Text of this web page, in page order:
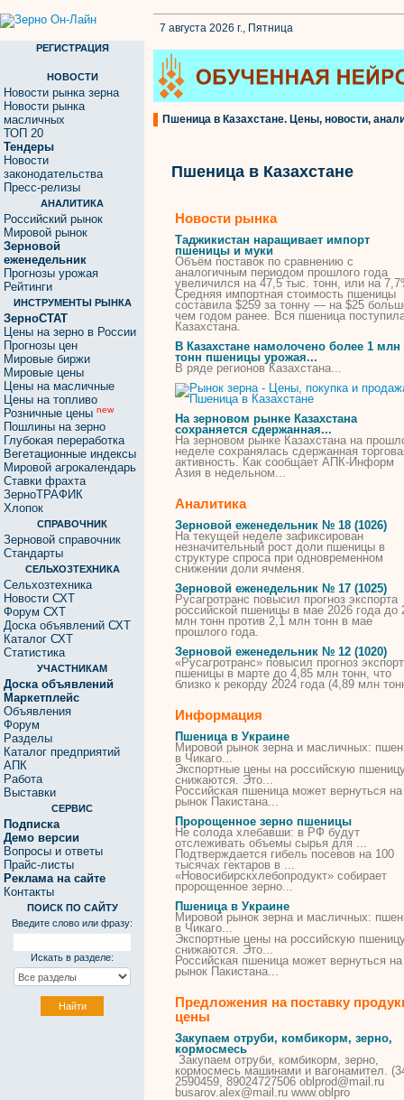
7 августа 2026 г., Пятница
РЕГИСТРАЦИЯ
НОВОСТИ
Новости рынка зерна
Новости рынка
масличных
ТОП 20
Тендеры
Новости
законодательства
Пресс-релизы
АНАЛИТИКА
Российский рынок
Мировой рынок
Зерновой
еженедельник
Прогнозы урожая
Рейтинги
ИНСТРУМЕНТЫ РЫНКА
ЗерноСТАТ
Цены на зерно в России
Прогнозы цен
Мировые биржи
Мировые цены
Цены на масличные
Цены на топливо
Розничные цены new
Пошлины на зерно
Глубокая переработка
Вегетационные индексы
Мировой агрокалендарь
Ставки фрахта
ЗерноТРАФИК
Хлопок
СПРАВОЧНИК
Зерновой справочник
Стандарты
СЕЛЬХОЗТЕХНИКА
Сельхозтехника
Новости СХТ
Форум СХТ
Доска объявлений СХТ
Каталог СХТ
Статистика
УЧАСТНИКАМ
Доска объявлений
Маркетплейс
Объявления
Форум
Разделы
Каталог предприятий
АПК
Работа
Выставки
СЕРВИС
Подписка
Демо версии
Вопросы и ответы
Прайс-листы
Реклама на сайте
Контакты
ПОИСК ПО САЙТУ
Введите слово или фразу:
Искать в разделе:
Пшеница в Казахстане. Цены, новости,
Пшеница в Казахстане
Новости рынка
Таджикистан наращивает импорт
пшеницы и муки
Объём поставок по сравнению с
аналогичным периодом прошлого года
увеличился на 47,5 тыс. тонн, или на
Средняя импортная стоимость пшеницы
составила $259 за тонну — на $25
чем годом ранее. Вся пшеница
Казахстана.
В Казахстане намолочено более 1 млн
тонн пшеницы урожая...
В ряде регионов Казахстана...
На зерновом рынке Казахстана
сохраняется сдержанная...
На зерновом рынке Казахстана на
неделе сохранялась сдержанная
активность. Как сообщает АПК-Информ
Азия в недельном...
Аналитика
Зерновой еженедельник № 18 (1026)
На текущей неделе зафиксирован
незначительный рост доли пшеницы в
структуре спроса при одновременном
снижении доли ячменя.
Зерновой еженедельник № 17 (1025)
Русагротранс повысил прогноз экспорта
российской пшеницы в мае 2026 года до
млн тонн против 2,1 млн тонн в мае
прошлого года.
Зерновой еженедельник № 12 (1020)
«Русагротранс» повысил прогноз
пшеницы в марте до 4,85 млн тонн, что
близко к рекорду 2024 года (4,89 млн
Информация
Пшеница в Украине
Мировой рынок зерна и масличных:
в Чикаго...
Экспортные цены на российскую
снижаются. Это...
Российская пшеница может вернуться на
рынок Пакистана...
Пророщенное зерно пшеницы
Не солода хлебавши: в РФ будут
отслеживать объемы сырья для ...
Подтверждается гибель посевов на 100
тысячах гектаров в ...
«Новосибирскхлебопродукт» собирает
пророщенное зерно...
Пшеница в Украине
Мировой рынок зерна и масличных:
в Чикаго...
Экспортные цены на российскую
снижаются. Это...
Российская пшеница может вернуться на
рынок Пакистана...
Предложения на поставку
цены
Закупаем отруби, комбикорм, зерно,
кормосмесь
Закупаем отруби, комбикорм, зерно,
кормосмесь машинами и вагонамител.
2590459, 89024727506 oblprod@mail.ru
busarov.alex@mail.ru www.oblpro